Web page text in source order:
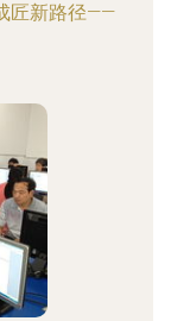
匠新路径——